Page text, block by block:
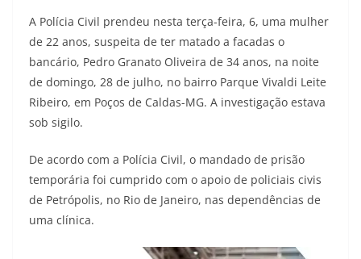
A Polícia Civil prendeu nesta terça-feira, 6, uma mulher
de 22 anos, suspeita de ter matado a facadas o
bancário, Pedro Granato Oliveira de 34 anos, na noite
de domingo, 28 de julho, no bairro Parque Vivaldi Leite
Ribeiro, em Poços de Caldas-MG. A investigação estava
sob sigilo.
De acordo com a Polícia Civil, o mandado de prisão
temporária foi cumprido com o apoio de policiais civis
de Petrópolis, no Rio de Janeiro, nas dependências de
uma clínica.